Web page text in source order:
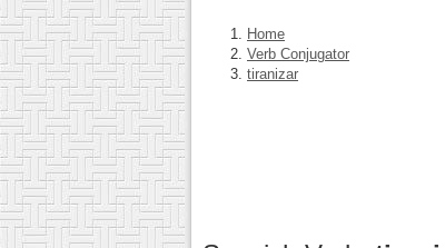
Home
Verb Conjugator
tiranizar